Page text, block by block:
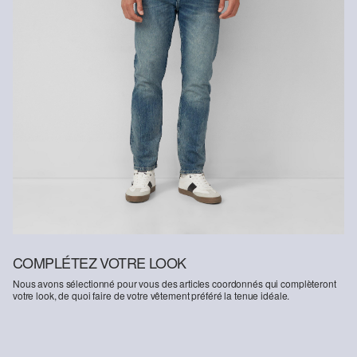
COMPLÉTEZ VOTRE LOOK
Nous avons sélectionné pour vous des articles coordonnés qui complèteront
votre look, de quoi faire de votre vêtement préféré la tenue idéale.